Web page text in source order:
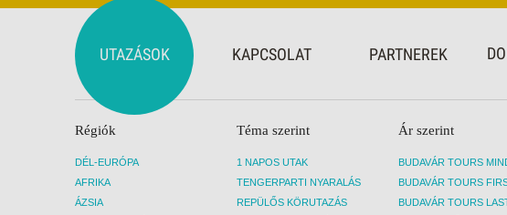
UTAZÁSOK KAPCSOLAT PARTNEREK
Régiók
DÉL-EURÓPA
AFRIKA
ÁZSIA
Téma szerint
1 NAPOS UTAK
TENGERPARTI NYARALÁS
REPÜLŐS KÖRUTAZÁS
Ár szerint